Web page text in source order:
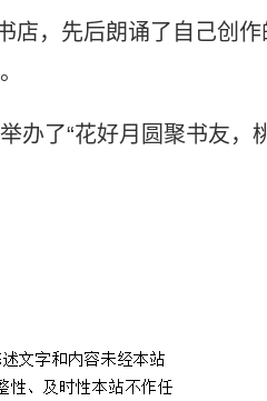
店，先后朗诵了自己创
办了“花好月圆聚书友，